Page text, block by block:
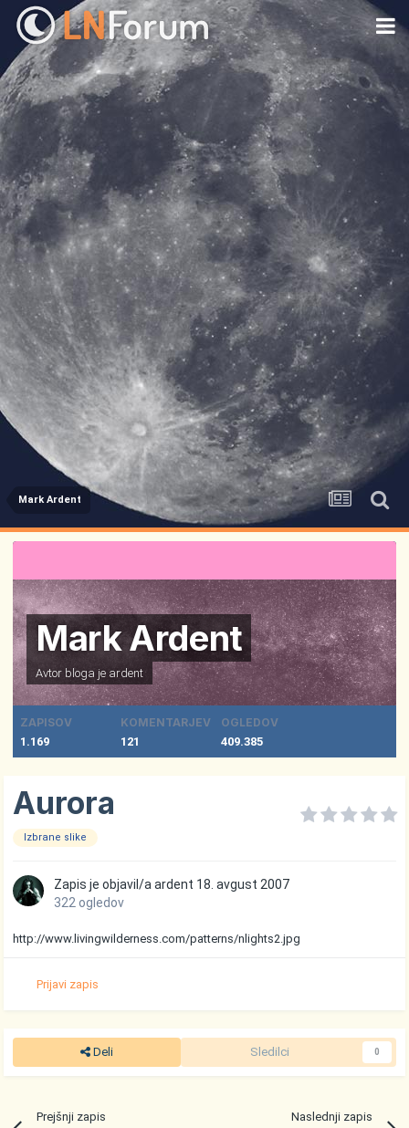
Mark Ardent
Mark Ardent
Avtor bloga je ardent
ZAPISOV
1.169
KOMENTARJEV
121
OGLEDOV
409.385
Aurora
Izbrane slike
Zapis je objavil/aardent 18. avgust 2007
322 ogledov
http://www.livingwilderness.com/patterns/nlights2.jpg
Prijavi zapis
Deli Sledilci 0
Prejšnji zapis Naslednji zapis